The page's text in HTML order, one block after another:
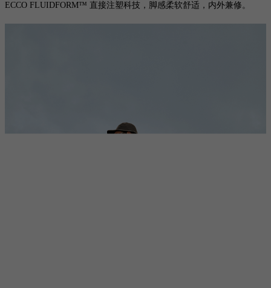
ECCO FLUIDFORM™ 直接注塑科技，脚感柔软舒适，内外兼修。